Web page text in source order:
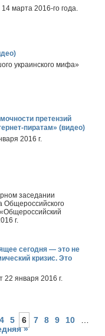
марта 2016-го года.
украинского мифа»
претензий
пиратам» (видео)
2016 г.
заседании
Общероссийского
г.
сегодня — это не
кризис. Это
января 2016 г.
4 5 6 7 8 9 10
»